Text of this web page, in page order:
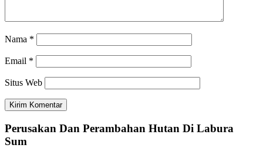
Nama *
Email *
Situs Web
Perusakan Dan Perambahan Hutan Di Labura
Sum